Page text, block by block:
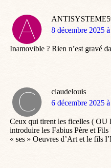
dit
8 décembre 2025
Inamovible ? Rien n’est gravé
claudelouis
dit
6 décembre 2025
Ceux qui tirent les ficelles ( OU
introduire les Fabius Père et
« ses » Oeuvres d’Art et le fils